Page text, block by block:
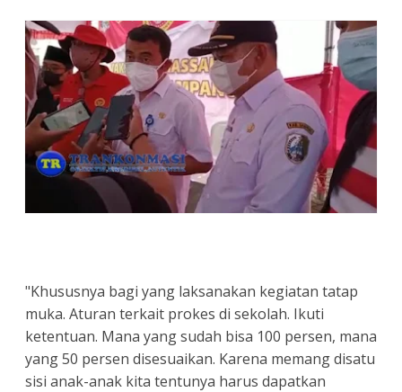
"Khususnya bagi yang laksanakan kegiatan tatap
muka. Aturan terkait prokes di sekolah. Ikuti
ketentuan. Mana yang sudah bisa 100 persen, mana
yang 50 persen disesuaikan. Karena memang disatu
sisi anak-anak kita tentunya harus dapatkan